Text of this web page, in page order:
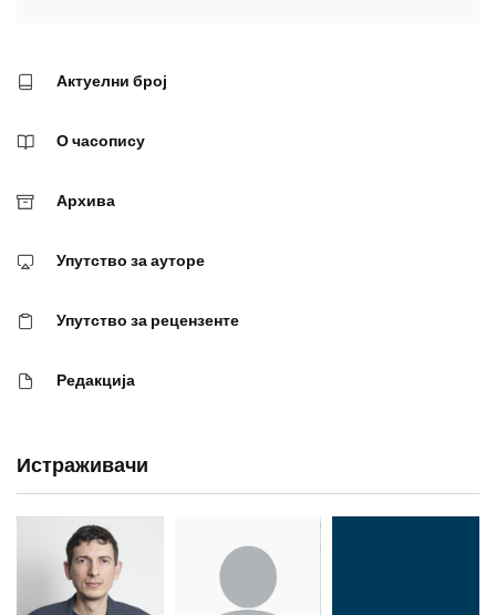
Актуелни број
О часопису
Архива
Упутство за ауторе
Упутство за рецензенте
Редакција
Истраживачи